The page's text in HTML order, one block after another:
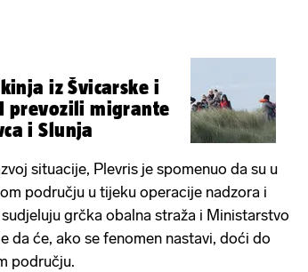
iz Švicarske i
prevozili migrante
i Slunja
situacije, Plevris je spomenuo da su u
području u tijeku operacije nadzora i
grčka obalna straža i Ministarstvo
da će, ako se fenomen nastavi, doći do
području.